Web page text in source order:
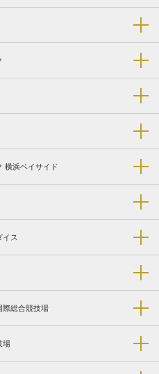
横浜ベイサイド
イス
際総合競技場
場